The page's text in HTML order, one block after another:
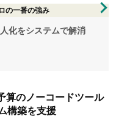
の一番の強み
化をシステムで解消
算のノーコードツール
構築を支援